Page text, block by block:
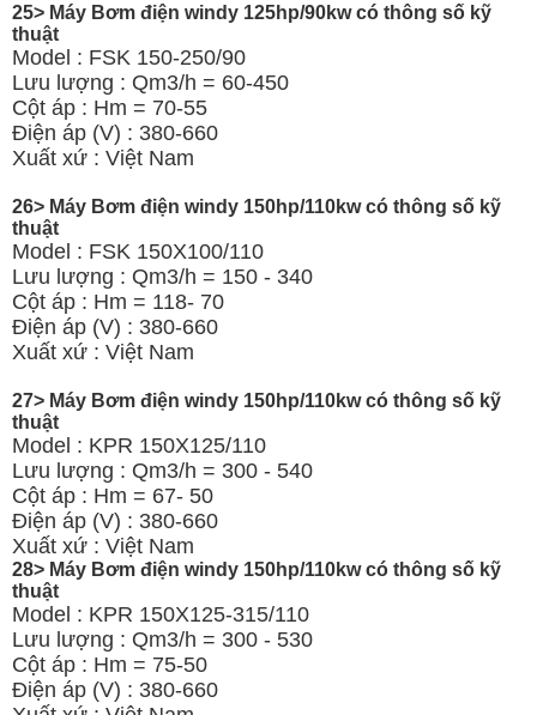
25> Máy Bơm điện windy 125hp/90kw có thông số kỹ
thuật
Model : FSK 150-250/90
Lưu lượng : Qm3/h = 60-450
Cột áp : Hm = 70-55
Điện áp (V) : 380-660
Xuất xứ : Việt Nam
26> Máy Bơm điện windy 150hp/110kw có thông số kỹ
thuật
Model : FSK 150X100/110
Lưu lượng : Qm3/h = 150 - 340
Cột áp : Hm = 118- 70
Điện áp (V) : 380-660
Xuất xứ : Việt Nam
27> Máy Bơm điện windy 150hp/110kw có thông số kỹ
thuật
Model : KPR 150X125/110
Lưu lượng : Qm3/h = 300 - 540
Cột áp : Hm = 67- 50
Điện áp (V) : 380-660
Xuất xứ : Việt Nam
28> Máy Bơm điện windy 150hp/110kw có thông số kỹ
thuật
Model : KPR 150X125-315/110
Lưu lượng : Qm3/h = 300 - 530
Cột áp : Hm = 75-50
Điện áp (V) : 380-660